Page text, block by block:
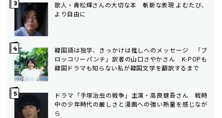
歌人・青松輝さんの大切な本 斬新な表現 よむたび、
より自由に
韓国語は独学、きっかけは推しへのメッセージ 「ブ
ロッコリーパンチ」訳者の山口さやかさん K-POPも
韓国ドラマも知らない私が韓国文学を翻訳するまで
ドラマ「手塚治虫の戦争」主演・高良健吾さん 戦時
中の少年時代の厳しさと漫画への強い熱量を感じなが
ら